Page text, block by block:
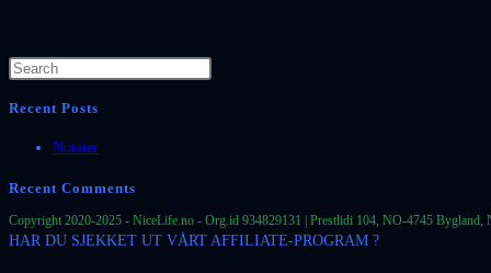
Recent Posts
Notater
Recent Comments
Copyright 2020-2025 - NiceLife.no - Org.id 934829131 | Prestlidi 104, NO-4745
HAR DU SJEKKET UT VÅRT AFFILIATE-PROGRAM ?